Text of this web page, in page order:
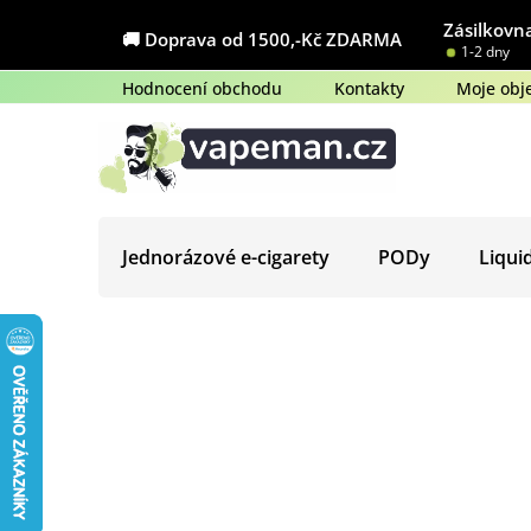
obsah
🚚 Doprava od 1500,-Kč ZDARMA
1-2 dny
Hodnocení obchodu Kontakty Moje
Jednorázové e-cigarety PODy